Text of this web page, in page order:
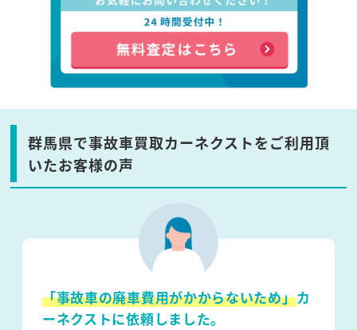
群馬県で事故車買取カーネクストをご利用頂
いたお客様の声
「事故車の廃車費用がかからないため」カ
ーネクストに依頼しました。